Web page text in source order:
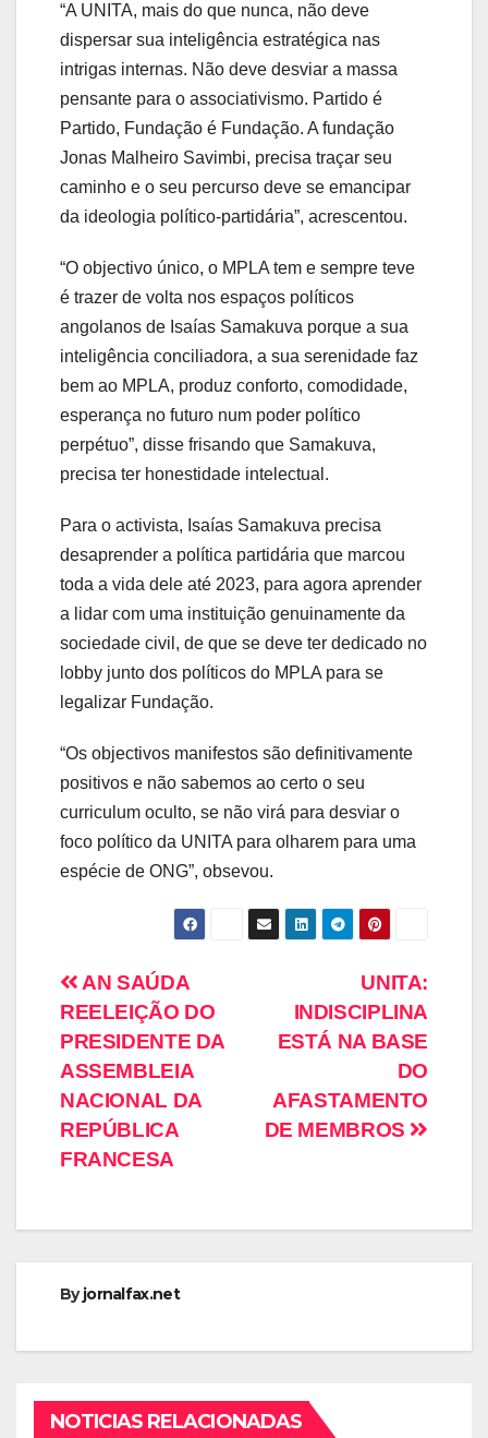
“A UNITA, mais do que nunca, não deve
dispersar sua inteligência estratégica nas
intrigas internas. Não deve desviar a massa
pensante para o associativismo. Partido é
Partido, Fundação é Fundação. A fundação
Jonas Malheiro Savimbi, precisa traçar seu
caminho e o seu percurso deve se emancipar
da ideologia político-partidária”, acrescentou.
“O objectivo único, o MPLA tem e sempre teve
é trazer de volta nos espaços políticos
angolanos de Isaías Samakuva porque a sua
inteligência conciliadora, a sua serenidade faz
bem ao MPLA, produz conforto, comodidade,
esperança no futuro num poder político
perpétuo”, disse frisando que Samakuva,
precisa ter honestidade intelectual.
Para o activista, Isaías Samakuva precisa
desaprender a política partidária que marcou
toda a vida dele até 2023, para agora aprender
a lidar com uma instituição genuinamente da
sociedade civil, de que se deve ter dedicado no
lobby junto dos políticos do MPLA para se
legalizar Fundação.
“Os objectivos manifestos são definitivamente
positivos e não sabemos ao certo o seu
curriculum oculto, se não virá para desviar o
foco político da UNITA para olharem para uma
espécie de ONG”, obsevou.
UNITA:
INDISCIPLINA
ESTÁ NA BASE
DO
AFASTAMENTO
DE MEMBROS
AN SAÚDA
REELEIÇÃO DO
PRESIDENTE DA
ASSEMBLEIA
NACIONAL DA
REPÚBLICA
FRANCESA
Byjornalfax.net
NOTICIAS RELACIONADAS